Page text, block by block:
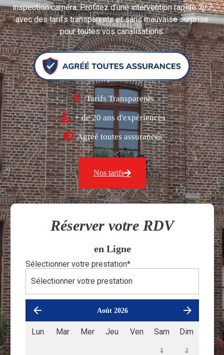
inspection caméra. Profitez d’une intervention rapide 7j/7
avec des tarifs transparents et sans mauvaise surprise
pour toutes vos canalisations.
Tarifs Transparents
+ de 20 ans d'expériences
Agréé toutes assurances
Nos tarifs
Réserver votre RDV
en Ligne
Sélectionner votre prestation*
Août 2026
Lun Mar Mer Jeu Ven Sam Dim
1 2